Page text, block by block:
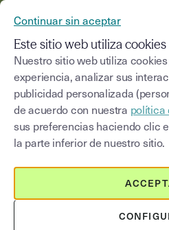
Blog| Noticias y
normativa
>
Seleccionar una categoría
Innovación tecnológica y
Comprender la
para anticipar
Continuar sin aceptar
Este sitio web utiliza cookies
Nuestro sitio web utiliza
experiencia, analizar sus
publicidad personalizada
de acuerdo con nuestra política
sus preferencias haciendo clic
la parte inferior de nuestro sitio.